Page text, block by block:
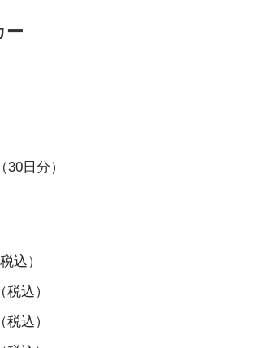
ー
日分）
込）
込）
込）